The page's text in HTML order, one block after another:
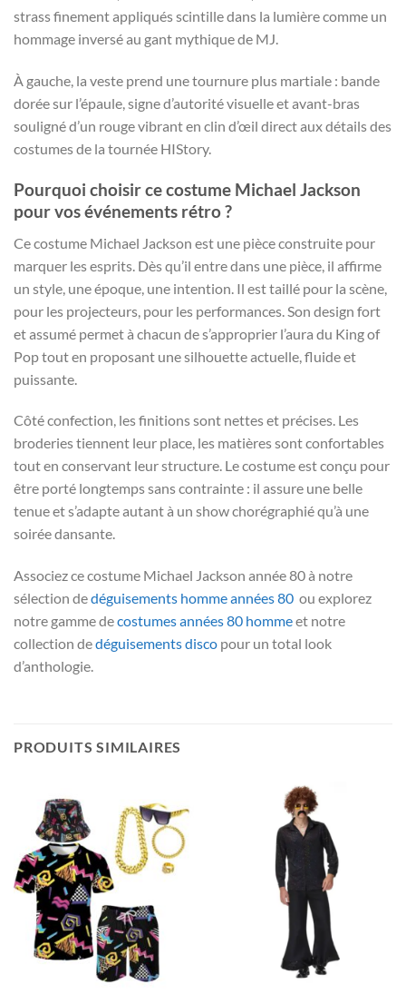
strass finement appliqués scintille dans la lumière comme un
hommage inversé au gant mythique de MJ.
À gauche, la veste prend une tournure plus martiale : bande
dorée sur l’épaule, signe d’autorité visuelle et avant-bras
souligné d’un rouge vibrant en clin d’œil direct aux détails des
costumes de la tournée HIStory.
Pourquoi choisir ce costume Michael Jackson
pour vos événements rétro ?
Ce costume Michael Jackson est une pièce construite pour
marquer les esprits. Dès qu’il entre dans une pièce, il affirme
un style, une époque, une intention. Il est taillé pour la scène,
pour les projecteurs, pour les performances. Son design fort
et assumé permet à chacun de s’approprier l’aura du King of
Pop tout en proposant une silhouette actuelle, fluide et
puissante.
Côté confection, les finitions sont nettes et précises. Les
broderies tiennent leur place, les matières sont confortables
tout en conservant leur structure. Le costume est conçu pour
être porté longtemps sans contrainte : il assure une belle
tenue et s’adapte autant à un show chorégraphié qu’à une
soirée dansante.
Associez ce costume Michael Jackson année 80 à notre
sélection dedéguisements homme années 80 ou explorez
notre gamme decostumes années 80 hommeet notre
collection dedéguisements disco pour un total look
d’anthologie.
PRODUITS SIMILAIRES